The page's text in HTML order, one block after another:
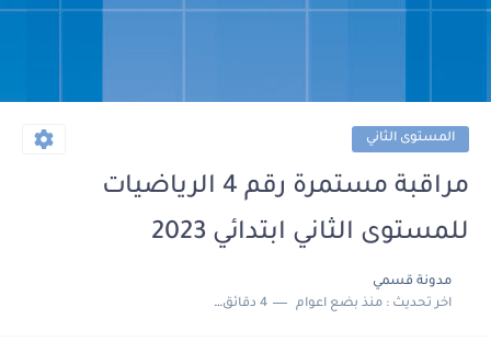
المستوى الثاني
مراقبة مستمرة رقم 4 الرياضيات
للمستوى الثاني ابتدائي 2023
مدونة قسمي
اخر تحديث :منذ بضع اعوام 4 دقائق للقراءة